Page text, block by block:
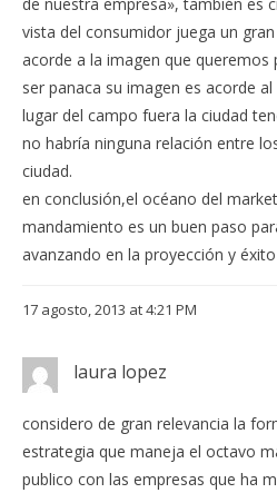
de nuestra empresa», también es
vista del consumidor juega un
acorde a la imagen que
ser panaca su imagen es acorde
lugar del campo fuera la ciudad
no habría ninguna relación entre
ciudad.
en conclusión,el océano del
mandamiento es un buen paso
avanzando en la proyección y
17 agosto, 2013 at 4:21 PM
laura lopez
considero de gran relevancia la
estrategia que maneja el octavo
publico con las empresas que ha